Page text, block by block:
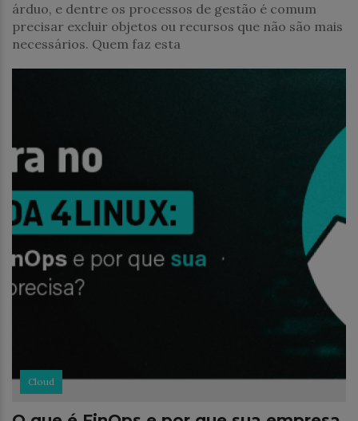
árduo, e dentre os processos de gestão é comum
precisar excluir objetos ou recursos que não são mais
necessários. Quem faz esta
Cloud